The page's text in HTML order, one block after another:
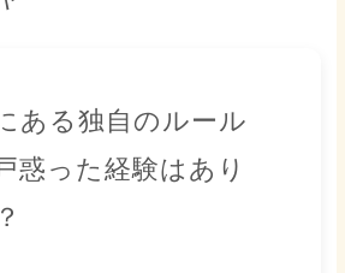
ある独自のルール
惑った経験はあり